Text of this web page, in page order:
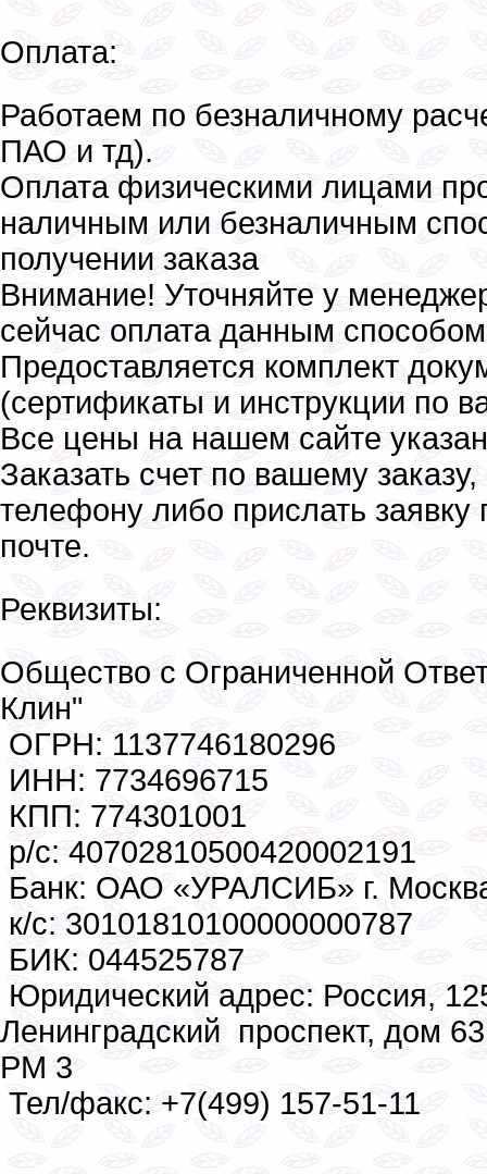
Оплата:
Работаем по безналичному
ПАО и тд).
Оплата физическими лицами
наличным или безналичным
получении заказа
Внимание! Уточняйте у
сейчас оплата данным
Предоставляется комплект
(сертификаты и инструкции по
Все цены на нашем сайте
Заказать счет по вашему
телефону либо прислать заявку
почте.
Реквизиты:
Общество с Ограниченной
Клин"
ОГРН: 1137746180296
ИНН: 7734696715
КПП: 774301001
р/с: 40702810500420002191
Банк: ОАО «УРАЛСИБ» г.
к/с: 30101810100000000787
БИК: 044525787
Юридический адрес: Россия,
Ленинградский проспект, дом
РМ 3
Тел/факс: +7(499) 157-51-11